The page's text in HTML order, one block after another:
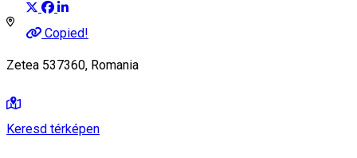
Copied!
Zetea 537360, Romania
Keresd térképen